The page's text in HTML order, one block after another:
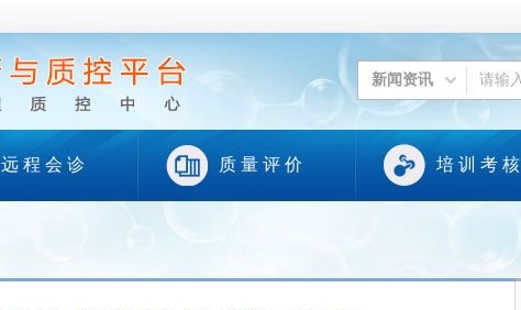
新闻资讯
远 程 会 诊 质 量 评 价 培 训 考 核